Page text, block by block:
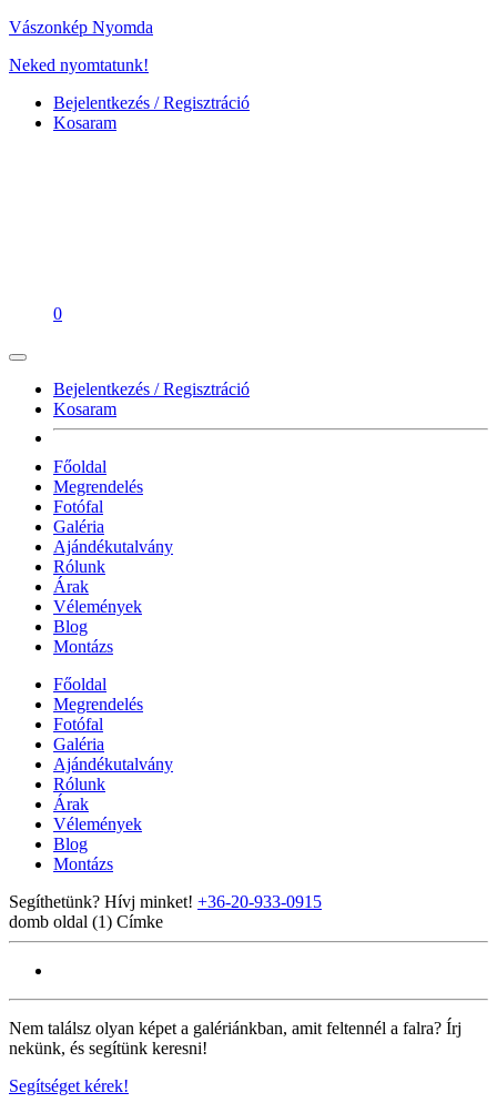
Vászonkép Nyomda
Neked nyomtatunk!
Bejelentkezés / Regisztráció
Kosaram
0
Bejelentkezés / Regisztráció
Kosaram
Főoldal
Megrendelés
Fotófal
Galéria
Ajándékutalvány
Rólunk
Árak
Vélemények
Blog
Montázs
Főoldal
Megrendelés
Fotófal
Galéria
Ajándékutalvány
Rólunk
Árak
Vélemények
Blog
Montázs
Segíthetünk? Hívj minket! +36-20-933-0915
domb oldal (1) Címke
Nem találsz olyan képet a galériánkban, amit feltennél a falra? Írj
nekünk, és segítünk keresni!
Segítséget kérek!